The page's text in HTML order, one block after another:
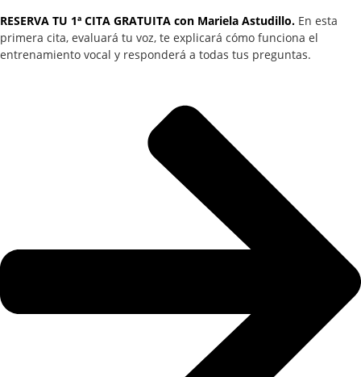
RESERVA TU 1ª CITA GRATUITA con Mariela Astudillo. En esta
primera cita, evaluará tu voz, te explicará cómo funciona el
entrenamiento vocal y responderá a todas tus preguntas.